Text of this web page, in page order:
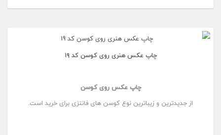
چاپ عکس هنری روی کوسن کد ۱۹
چاپ عکس روی کوسن
از جدیدترین و زیباترین نوع کوسن های فانتزی برای خرید است.